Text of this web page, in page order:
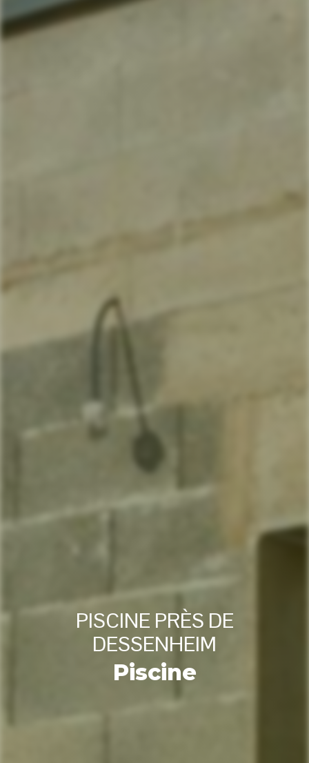
PISCINE PRÈS DE
DESSENHEIM
Piscine